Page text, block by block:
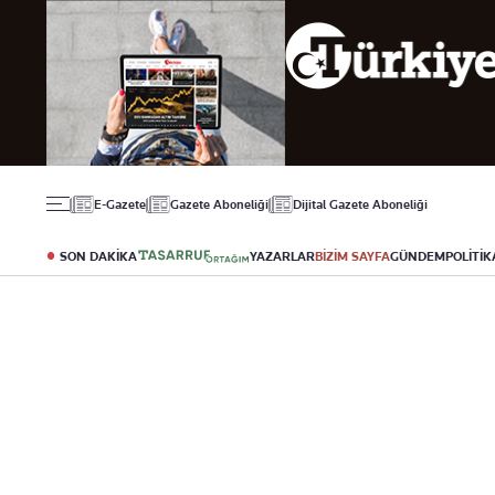
E-Gazete Gazete Aboneliği Dijital Gazete Aboneliği
SON DAKİKA YAZARLARBİZİM SAYFAGÜNDEM
Politika
Ekonomi
Borsa
Altın
Döviz
Hisse Senedi
Kripto Para
T-Otomobil
Futbol
Puan Durumu